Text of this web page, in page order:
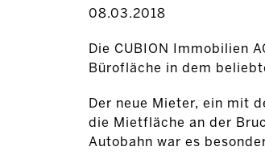
08.03.2018
Die CUBION Immobilien
Bürofläche in dem
Der neue Mieter, ein mit
die Mietfläche an der
Autobahn war es